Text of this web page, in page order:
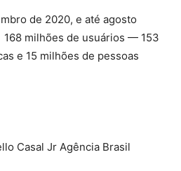
de 2020, e até agosto
milhões de usuários — 153
e 15 milhões de pessoas
Casal Jr Agência Brasil